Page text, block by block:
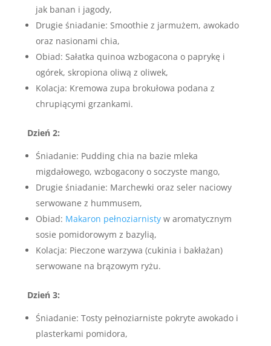
jak banan i jagody,
Drugie śniadanie: Smoothie z jarmużem, awokado
oraz nasionami chia,
Obiad: Sałatka quinoa wzbogacona o paprykę i
ogórek, skropiona oliwą z oliwek,
Kolacja: Kremowa zupa brokułowa podana z
chrupiącymi grzankami.
Dzień 2:
Śniadanie: Pudding chia na bazie mleka
migdałowego, wzbogacony o soczyste mango,
Drugie śniadanie: Marchewki oraz seler naciowy
serwowane z hummusem,
Obiad: Makaron pełnoziarnistyw aromatycznym
sosie pomidorowym z bazylią,
Kolacja: Pieczone warzywa (cukinia i bakłażan)
serwowane na brązowym ryżu.
Dzień 3:
Śniadanie: Tosty pełnoziarniste pokryte awokado i
plasterkami pomidora,